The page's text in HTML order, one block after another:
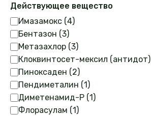
Действующее вещество
Действующее
вещество
Имазамокс (4)
Бентазон (3)
Метазахлор (3)
Клоквинтосет-мексил (антидот)
Пиноксаден (2)
Пендиметалин (1)
Диметенамид-P (1)
Флорасулам (1)